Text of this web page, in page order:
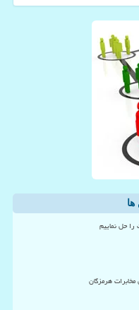
ها
را حل نماییم
هرمزگان